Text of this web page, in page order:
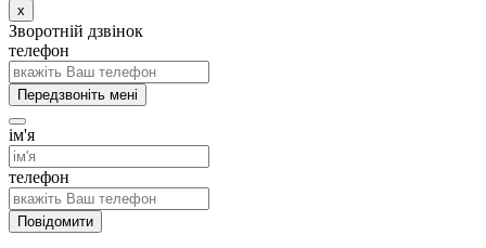
x
Зворотній дзвінок
телефон
Передзвоніть мені
ім'я
телефон
Повідомити